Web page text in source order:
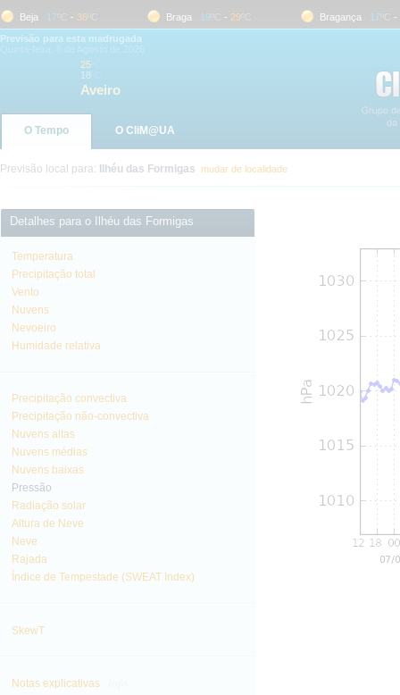
Beja 17 ºC- 36 ºC Braga 19 ºC- 29 ºC Bragança 17 ºC- 31
Previsão para esta madrugada
25
18
Aveiro
O Tempo O CliM@UA
Previsão local para: Ilhéu das Formigas mudar de localidade
Detalhes para o Ilhéu das Formigas
Temperatura
Precipitação total
Vento
Nuvens
Nevoeiro
Humidade relativa
Precipitação convectiva
Precipitação não-convectiva
Nuvens altas
Nuvens médias
Nuvens baixas
Pressão
Radiação solar
Altura de Neve
Neve
Rajada
Índice de Tempestade (SWEAT Index)
SkewT
Notas explicativas